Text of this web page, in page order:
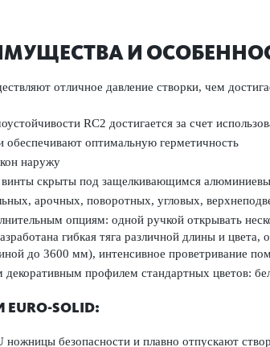
И
отличное давление створки, чем
RC2 достигается за счет
обеспечивают оптимальную герметичность
наружу
винты скрыты под защелкивающимся
арочных, поворотных, угловых,
опциям: одной ручкой открывать
гибкая тяга различной длины и
до 3600 мм), интенсивное проветривание
профилем стандартных цветов:
SOLID:
безопасности и плавно отпускают